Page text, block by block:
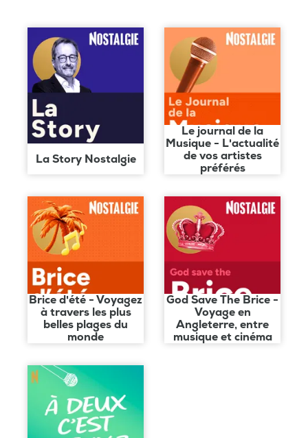
La Story Nostalgie
Le journal de la
Musique - L'actualité
de vos artistes
préférés
Brice d'été - Voyagez
à travers les plus
belles plages du
monde
God Save The Brice -
Voyage en
Angleterre, entre
musique et cinéma